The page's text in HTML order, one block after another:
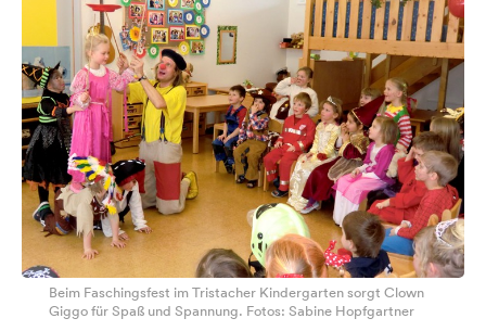
Beim Faschingsfest im Tristacher Kindergarten sorgt Clown
Giggo für Spaß und Spannung. Fotos: Sabine Hopfgartner